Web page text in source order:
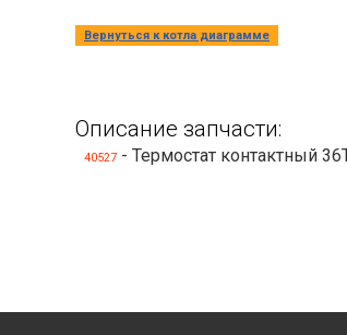
Вернуться к котла диаграмме
Описание запчасти:
40527 - Термостат контактный